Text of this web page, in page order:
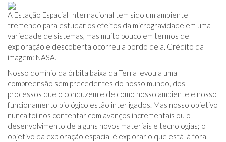
A Estação Espacial Internacional tem sido um ambiente
tremendo para estudar os efeitos da microgravidade em uma
variedade de sistemas, mas muito pouco em termos de
exploração e descoberta ocorreu a bordo dela. Crédito da
imagem: NASA.
Nosso domínio da órbita baixa da Terra levou a uma
compreensão sem precedentes do nosso mundo, dos
processos que o conduzem e de como nosso ambiente e nosso
funcionamento biológico estão interligados. Mas nosso objetivo
nunca foi nos contentar com avanços incrementais ou o
desenvolvimento de alguns novos materiais e tecnologias; o
objetivo da exploração espacial é explorar o que está lá fora.